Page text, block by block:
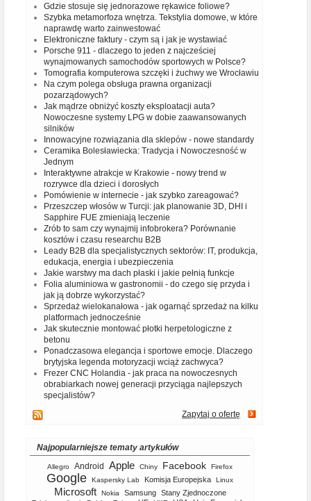
Gdzie stosuje się jednorazowe rękawice foliowe?
Szybka metamorfoza wnętrza. Tekstylia domowe, w które
naprawdę warto zainwestować
Elektroniczne faktury - czym są i jak je wystawiać
Porsche 911 - dlaczego to jeden z najcześciej
wynajmowanych samochodów sportowych w Polsce?
Tomografia komputerowa szczęki i żuchwy we Wrocławiu
Na czym polega obsługa prawna organizacji
pozarządowych?
Jak mądrze obniżyć koszty eksploatacji auta?
Nowoczesne systemy LPG w dobie zaawansowanych
silników
Innowacyjne rozwiązania dla sklepów - nowe standardy
Ceramika Bolesławiecka: Tradycja i Nowoczesność w
Jednym
Interaktywne atrakcje w Krakowie - nowy trend w
rozrywce dla dzieci i dorosłych
Pomówienie w internecie - jak szybko zareagować?
Przeszczep włosów w Turcji: jak planowanie 3D, DHI i
Sapphire FUE zmieniają leczenie
Zrób to sam czy wynajmij infobrokera? Porównanie
kosztów i czasu researchu B2B
Leady B2B dla specjalistycznych sektorów: IT, produkcja,
edukacja, energia i ubezpieczenia
Jakie warstwy ma dach płaski i jakie pełnią funkcje
Folia aluminiowa w gastronomii - do czego się przyda i
jak ją dobrze wykorzystać?
Sprzedaż wielokanałowa - jak ogarnąć sprzedaż na kilku
platformach jednocześnie
Jak skutecznie montować płotki herpetologiczne z
betonu
Ponadczasowa elegancja i sportowe emocje. Dlaczego
brytyjska legenda motoryzacji wciąż zachwyca?
Frezer CNC Holandia - jak praca na nowoczesnych
obrabiarkach nowej generacji przyciąga najlepszych
specjalistów?
Zapytaj o ofertę
Najpopularniejsze tematy artykułów
Allegro Android Apple Chiny Facebook Firefox
Google Kaspersky Lab Komisja Europejska Linux
Microsoft Nokia Samsung Stany Zjednoczone